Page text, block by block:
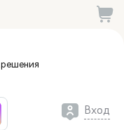
решения
Вход